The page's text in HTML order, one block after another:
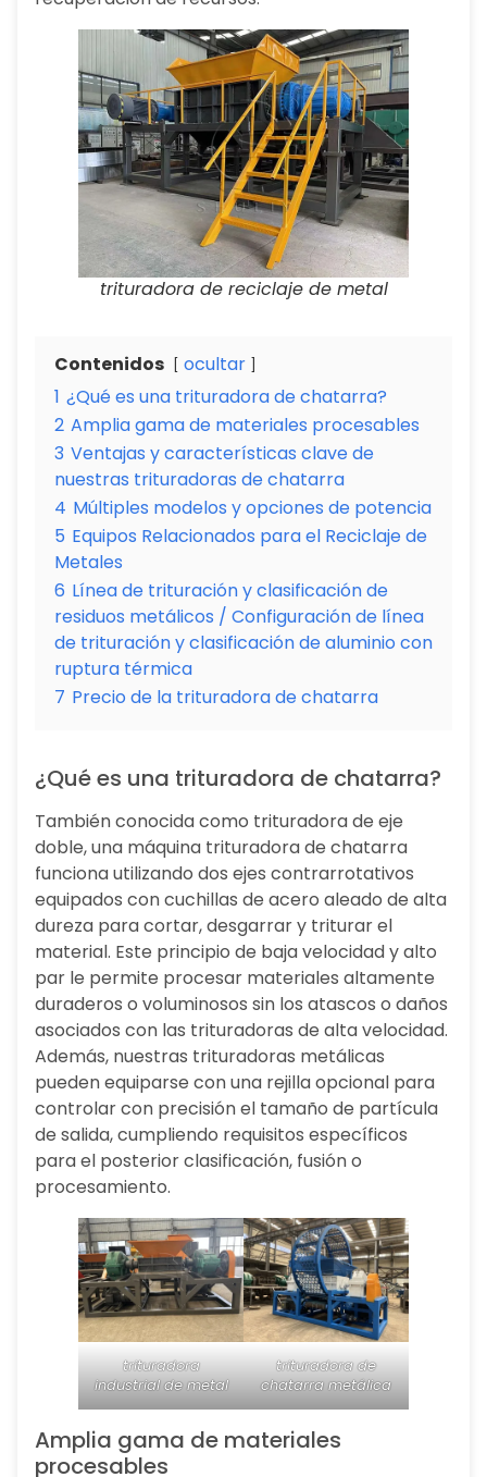
trituradora de reciclaje de metal
Contenidos
ocultar
1 ¿Qué es una trituradora de chatarra?
2 Amplia gama de materiales procesables
3 Ventajas y características clave de
nuestras trituradoras de chatarra
4 Múltiples modelos y opciones de potencia
5 Equipos Relacionados para el Reciclaje de
Metales
6 Línea de trituración y clasificación de
residuos metálicos / Configuración de línea
de trituración y clasificación de aluminio con
ruptura térmica
7 Precio de la trituradora de chatarra
¿Qué es una trituradora de chatarra?
También conocida como trituradora de eje
doble, una máquina trituradora de chatarra
funciona utilizando dos ejes contrarrotativos
equipados con cuchillas de acero aleado de alta
dureza para cortar, desgarrar y triturar el
material. Este principio de baja velocidad y alto
par le permite procesar materiales altamente
duraderos o voluminosos sin los atascos o daños
asociados con las trituradoras de alta velocidad.
Además, nuestras trituradoras metálicas
pueden equiparse con una rejilla opcional para
controlar con precisión el tamaño de partícula
de salida, cumpliendo requisitos específicos
para el posterior clasificación, fusión o
procesamiento.
trituradora
industrial de metal
trituradora de
chatarra metálica
Amplia gama de materiales
procesables